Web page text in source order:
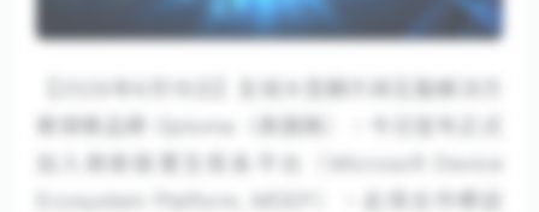
【2026年6月18日】全球大型顯示與互動解決方
案領導品牌 Optoma（奧圖碼），今日宣布正式
加入微軟裝置生態系平台（Microsoft Device
Ecosystem Platform, MDEP）。此項合作標誌